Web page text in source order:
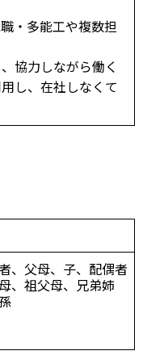
・多能工や複数担
協力しながら働く
し、在社しなくて
、父母、子、配偶者
、祖父母、兄弟姉